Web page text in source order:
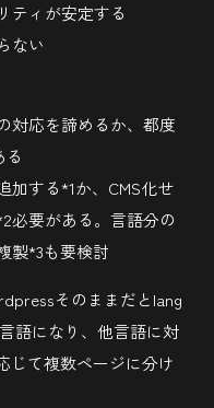
2026.06.01
を洗い出し！
ティが安定する
ない
対応を諦めるか、都度
加する*1か、CMS化せ
必要がある。言語分の
製*3も要検討
そのままだとlang
語になり、他言語に対
じて複数ページに分け